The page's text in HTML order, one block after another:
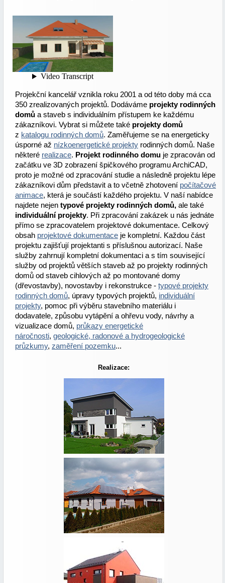
Projekční kancelář vznikla roku 2001 a od této doby má cca
350 zrealizovaných projektů. Dodáváme projekty rodinných
domů a staveb s individuálním přístupem ke každému
zákazníkovi. Vybrat si můžete také projekty domů
z katalogu rodinných domů. Zaměřujeme se na energeticky
úsporné až nízkoenergetické projekty rodinných domů. Naše
některé realizace. Projekt rodinného domu je zpracován od
začátku ve 3D zobrazení špičkového programu ArchiCAD,
proto je možné od zpracování studie a následně projektu lépe
zákazníkovi dům představit a to včetně zhotovení počítačové
animace, která je součástí každého projektu. V naší nabídce
najdete nejen typové projekty rodinných domů, ale také
individuální projekty. Při zpracování zakázek u nás jednáte
přímo se zpracovatelem projektové dokumentace. Celkový
obsah projektové dokumentace je kompletní. Každou část
projektu zajišťují projektanti s příslušnou autorizací. Naše
služby zahrnují kompletní dokumentaci a s tím související
služby od projektů větších staveb až po projekty rodinných
domů od staveb cihlových až po montované domy
(dřevostavby), novostavby i rekonstrukce - typové projekty
rodinných domů, úpravy typových projektů, individuální
projekty, pomoc při výběru stavebního materiálu i
dodavatele, způsobu vytápění a ohřevu vody, návrhy a
vizualizace domů, průkazy energetické
náročnosti, geologické, radonové a hydrogeologické
průzkumy, zaměření pozemku...
Realizace: